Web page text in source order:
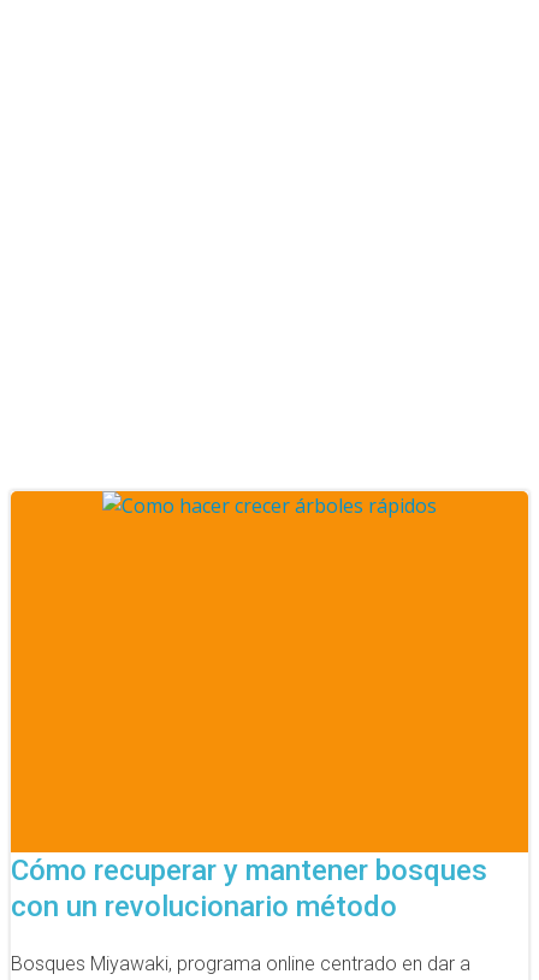
Cómo recuperar y mantener bosques
con un revolucionario método
Bosques Miyawaki, programa online centrado en dar a